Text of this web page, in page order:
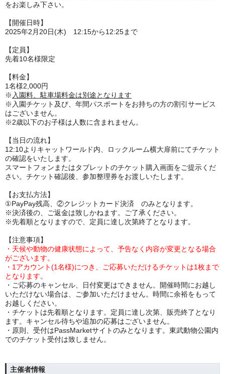
をお楽しみ下さい。
【開催日時】
2025年2月20日(木) 12:15から12:25まで
【定員】
先着10名様限定
【料金】
1名様2,000円
※ 入園料、駐車場料金は別途となります
※入園チケット及び、年間パスポートをお持ちの方の割引サービス
はございません。
※2歳以下のお子様は人数に含まれません。
【当日の流れ】
12:10よりキャットワールド内、ロックルーム横大扉前にてチケット
の確認をいたします。
スマートフォンまたはタブレットのチケット購入画面をご提示くだ
さい。チケット確認後、参加整理券をお渡しいたします。
【お支払方法】
①PayPay残高、②クレジットカード決済 のみとなります。
※決済後の、ご返金は致しかねます。ご了承ください。
※先着順となりますので、定員に達し次第終了となります。
【注意事項】
・天候や動物の健康状態によって、予告なく内容が変更となる場合
がございます。
・1アカウント(1名様)につき、ご応募いただけるチケットは1枚まで
となります。
・ご応募のキャンセル、日付変更はできません。開催時間にお越し
いただけない場合は、ご参加いただけません。時間に余裕をもって
お越しください。
・チケットは先着順となります。定員に達し次第、販売終了となり
ます。キャンセル待ちや追加の応募はございません。
・原則、受付はPassMarketサイトのみとなります。東武動物公園内
でのチケット受付は致しません。
主催者情報